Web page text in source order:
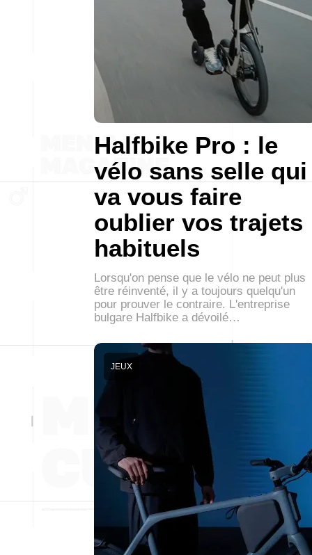
Halfbike Pro : le
vélo sans selle qui
va vous faire
oublier vos trajets
habituels
Lorsqu'on pense que le vélo ne peut plus
être réinventé, il y a toujours quelqu'un
pour prouver le contraire. L'entreprise
bulgare Halfbike a dévoilé…
JEUX